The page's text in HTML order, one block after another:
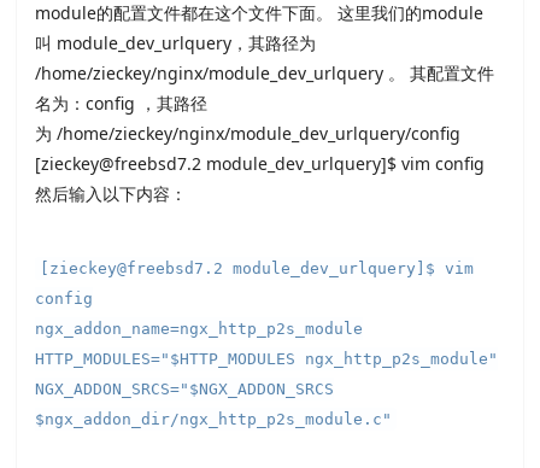
module的配置文件都在这个文件下面。 这里我们的module
叫 module_dev_urlquery，其路径为
/home/zieckey/nginx/module_dev_urlquery 。 其配置文件
名为：config ，其路径
为 /home/zieckey/nginx/module_dev_urlquery/config
[zieckey@freebsd7.2 module_dev_urlquery]$ vim config
然后输入以下内容：
[zieckey@freebsd7.2 module_dev_urlquery]$ vim
config
ngx_addon_name=ngx_http_p2s_module
HTTP_MODULES="$HTTP_MODULES ngx_http_p2s_module"
NGX_ADDON_SRCS="$NGX_ADDON_SRCS
$ngx_addon_dir/ngx_http_p2s_module.c"